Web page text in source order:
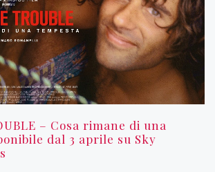
– Cosa rimane di una
dal 3 aprile su Sky